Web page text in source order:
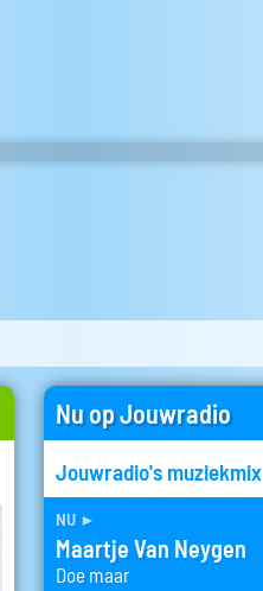
Nu op Jouwradio
Jouwradio's muziekmix
nu ►
Maartje Van Neygen
Doe maar